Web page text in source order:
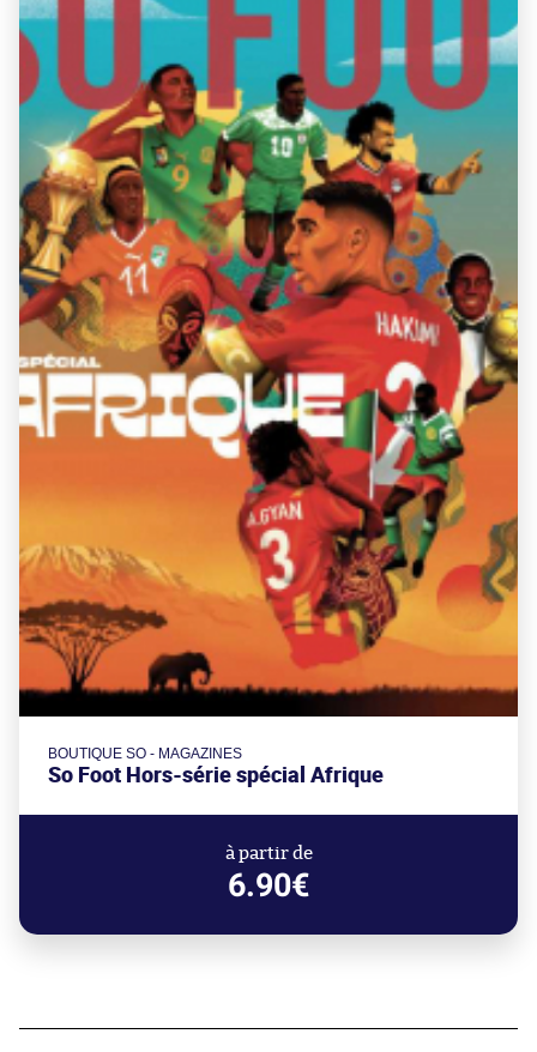
BOUTIQUE SO - MAGAZINES
So Foot Hors-série spécial Afrique
à partir de
6.90€